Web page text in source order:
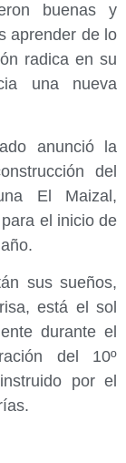
buenas y
aprender de lo
radica en su
una nueva
anunció la
del
El Maizal,
el inicio de
sus sueños,
está el sol
durante el
del 10º
por el